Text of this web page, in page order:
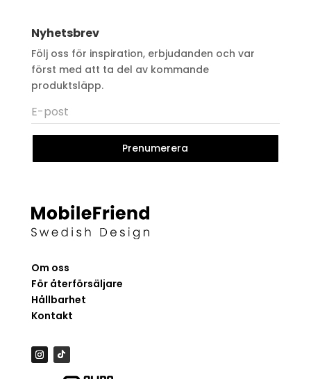
Nyhetsbrev
Följ oss för inspiration, erbjudanden och var
först med att ta del av kommande
produktsläpp.
Prenumerera
Om oss
För återförsäljare
Hållbarhet
Kontakt